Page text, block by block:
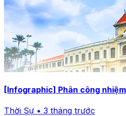
[Infographic] Phân công
Thời Sự • 3 tháng trước